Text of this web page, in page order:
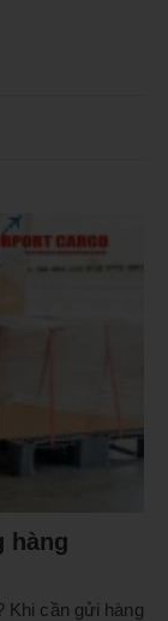
hàng
Khi cần gửi hàng